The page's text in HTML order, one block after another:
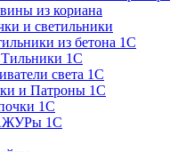
из кориана
и светильники
из бетона 1С
1С
света 1С
и Патроны 1С
1С
1С